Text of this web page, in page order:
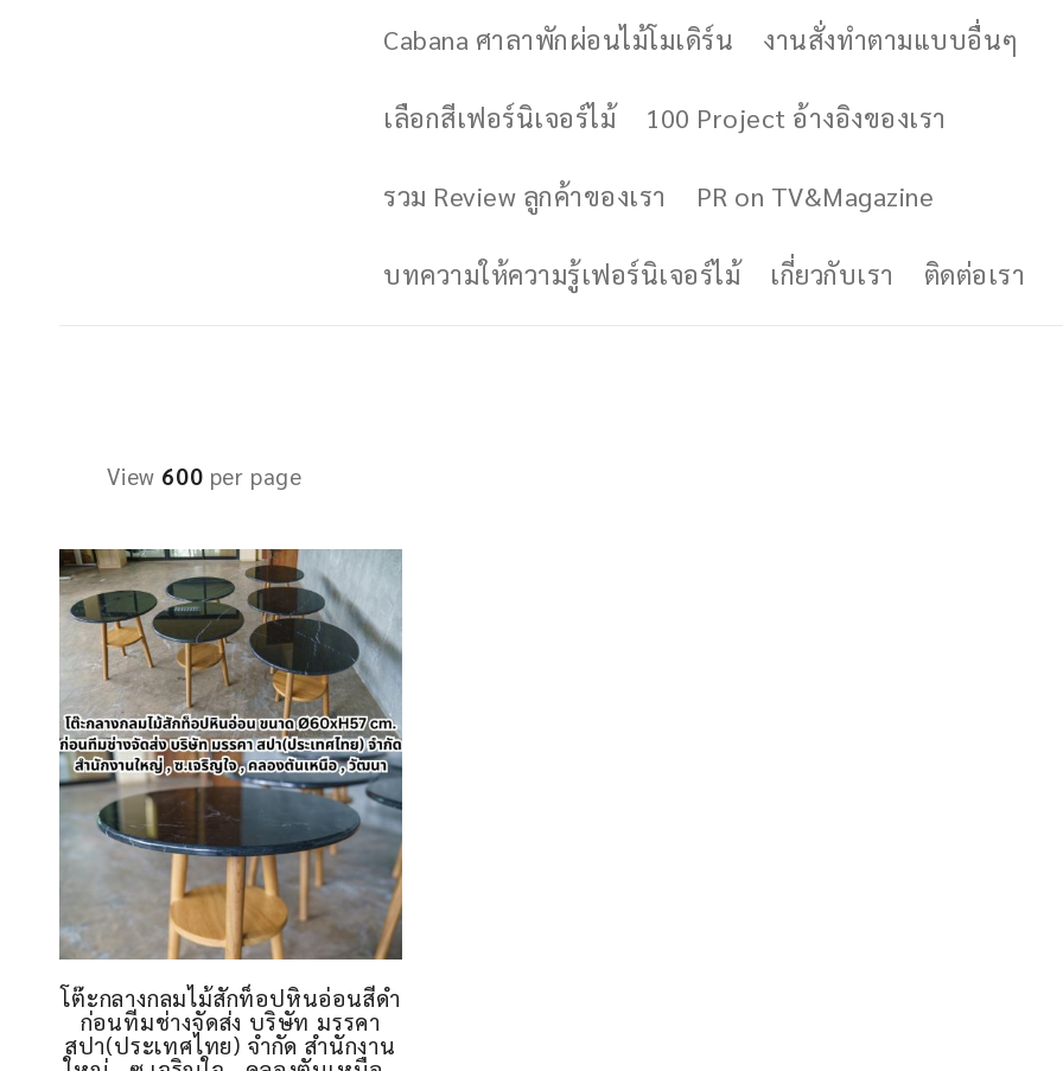
Cabana ศาลาพักผ่อนไม้โมเดิร์น งานสั่งทำตามแบบอื่นๆ
เลือกสีเฟอร์นิเจอร์ไม้ 100 Project อ้างอิงของเรา
รวม Review ลูกค้าของเรา PR on TV&Magazine
บทความให้ความรู้เฟอร์นิเจอร์ไม้ เกี่ยวกับเรา ติดต่อเรา
View 600 per page
โต๊ะกลางกลมไม้สักท็อปหินอ่อนสีดำ
ก่อนทีมช่างจัดส่ง บริษัท มรรคา
สปา(ประเทศไทย) จำกัด สำนักงาน